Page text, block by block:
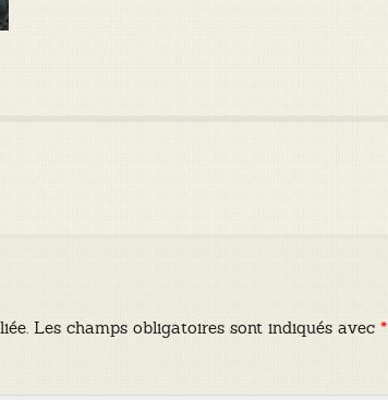
Les champs obligatoires sont indiqués avec*